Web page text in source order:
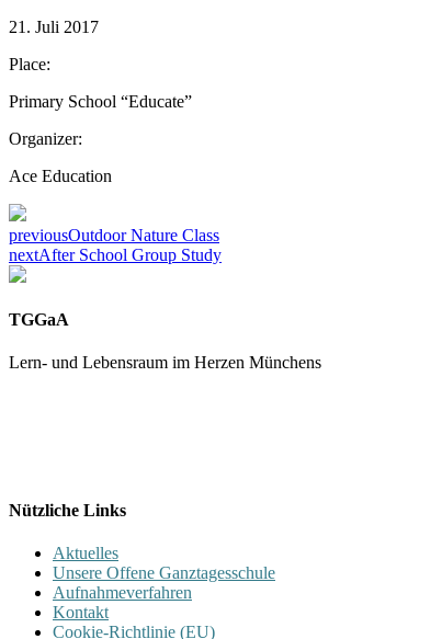
21. Juli 2017
Place:
Primary School “Educate”
Organizer:
Ace Education
previousOutdoor Nature Class
nextAfter School Group Study
TGGaA
Lern- und Lebensraum im Herzen Münchens
Nützliche Links
Aktuelles
Unsere Offene Ganztagesschule
Aufnahmeverfahren
Kontakt
Cookie-Richtlinie (EU)